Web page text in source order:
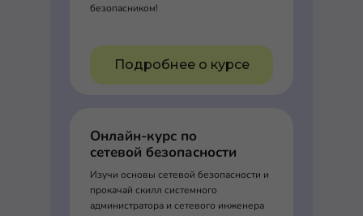
безопасником!
Подробнее о курсе
Онлайн-курс по
сетевой безопасности
Изучи основы сетевой безопасности и
прокачай скилл системного
администратора и сетевого инженера